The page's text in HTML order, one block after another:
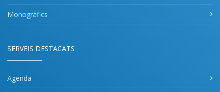
Monogràfics
SERVEIS DESTACATS
Agenda